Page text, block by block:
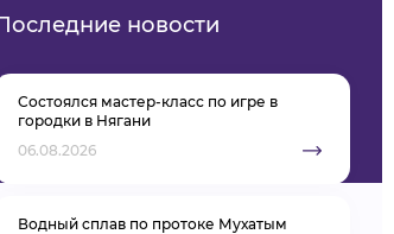
новости
Состоялся мастер-класс по игре в
городки в Нягани
06.08.2026
Водный сплав по протоке Мухатым